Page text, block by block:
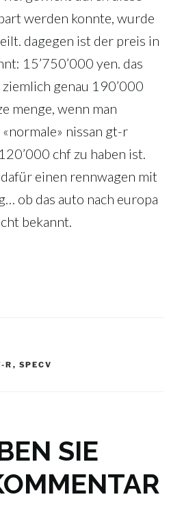
werden konnte, wurde
dagegen ist der preis in
15’750’000 yen. das
genau 190’000
menge, wenn man
nissan gt-r
chf zu haben ist.
einen rennwagen mit
ob das auto nach europa
bekannt.
R , SPECV
SIE